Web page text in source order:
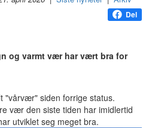
Del
og varmt vær har vært bra for
"vårvær" siden forrige status.
vær den siste tiden har imidlertid
utviklet seg meget bra.